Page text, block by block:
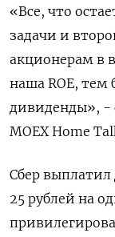
«Все, что
задачи и
акционерам в
наша ROE,
дивиденды», -
MOEX Home
Сбер выплатил
25 рублей на